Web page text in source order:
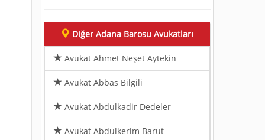
Diğer Adana Barosu Avukatları
Avukat Ahmet Neşet Aytekin
Avukat Abbas Bilgili
Avukat Abdulkadir Dedeler
Avukat Abdulkerim Barut